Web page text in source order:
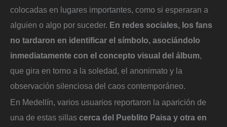
colocadas en lugares importantes, como si esperaran a
alguien o algo por suceder. En redes sociales, los fans
no tardaron en identificar el símbolo, asociándolo
inmediatamente con el concepto visual del álbum,
que gira en torno a la soledad, el anonimato y la
observación silenciosa del caos contemporáneo.
En Medellín, varios usuarios reportaron la aparición de
una de estas sillas cerca del Pueblito Paisa y otra en